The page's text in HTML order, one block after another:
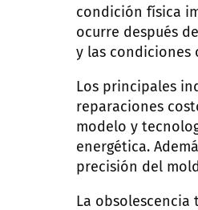
condición física
ocurre después
y las condiciones
Los principales
reparaciones
modelo y
energética.
precisión del
La